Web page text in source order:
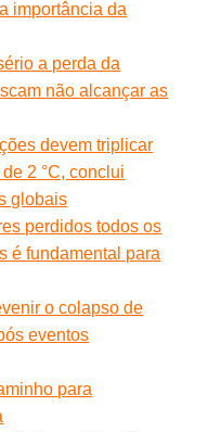
importância da
a perda da
não alcançar as
devem triplicar
2 °C, conclui
globais
perdidos todos os
é fundamental para
o colapso de
eventos
para